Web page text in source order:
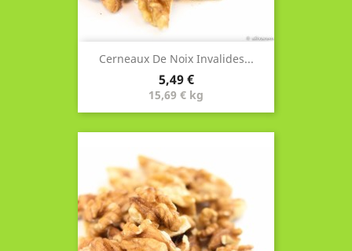
Cerneaux De Noix Invalides...
Prix
5,49 €
15,69 € kg